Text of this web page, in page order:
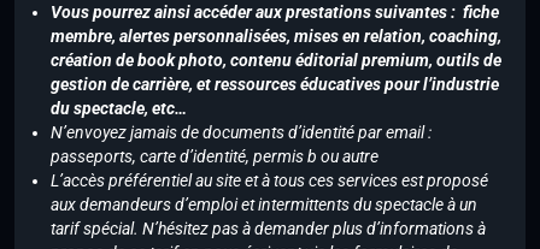
Vous pourrez ainsi accéder aux prestations suivantes : fiche
membre, alertes personnalisées, mises en relation, coaching,
création de book photo, contenu éditorial premium, outils de
gestion de carrière, et ressources éducatives pour l’industrie
du spectacle, etc…
N’envoyez jamais de documents d’identité par email :
passeports, carte d’identité, permis b ou autre
L’accès préférentiel au site et à tous ces services est proposé
aux demandeurs d’emploi et intermittents du spectacle à un
tarif spécial. N’hésitez pas à demander plus d’informations à